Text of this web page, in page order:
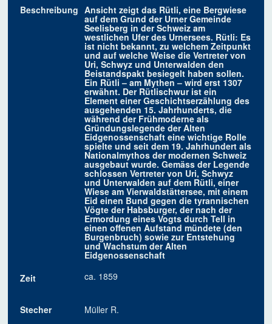
Beschreibung Ansicht zeigt das Rütli, eine Bergwiese
auf dem Grund der Urner Gemeinde
Seelisberg in der Schweiz am
westlichen Ufer des Urnersees. Rütli: Es
ist nicht bekannt, zu welchem Zeitpunkt
und auf welche Weise die Vertreter von
Uri, Schwyz und Unterwalden den
Beistandspakt besiegelt haben sollen.
Ein Rütli – am Mythen – wird erst 1307
erwähnt. Der Rütlischwur ist ein
Element einer Geschichtserzählung des
ausgehenden 15. Jahrhunderts, die
während der Frühmoderne als
Gründungslegende der Alten
Eidgenossenschaft eine wichtige Rolle
spielte und seit dem 19. Jahrhundert als
Nationalmythos der modernen Schweiz
ausgebaut wurde. Gemäss der Legende
schlossen Vertreter von Uri, Schwyz
und Unterwalden auf dem Rütli, einer
Wiese am Vierwaldstättersee, mit einem
Eid einen Bund gegen die tyrannischen
Vögte der Habsburger, der nach der
Ermordung eines Vogts durch Tell in
einen offenen Aufstand mündete (den
Burgenbruch) sowie zur Entstehung
und Wachstum der Alten
Eidgenossenschaft
Zeit
ca. 1859
Stecher
Müller R.